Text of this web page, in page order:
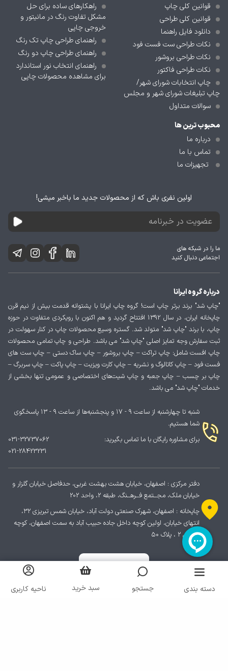
دسته بندی جستجو سبد خرید ناحیه کاربری
قوانین کلی چاپ
قوانین کلی طراحی
دانلود فایل راهنما
نکات طراحی ست فست فود
نکات طراحی بروشور
نکات طراحی فاکتور
چاپ انتخابات شورای شهر/
چاپ تبلیغات شورای شهر و مجلس
سوالات متداول
راهکارهای ساده برای حل
مشکل تفاوت رنگ در مانیتور و
خروجی چاپی
راهنمای طراحی چاپ تک رنگ
راهنمای طراحی چاپ دو رنگ
راهنمای انتخاب نور استاندارد
برای مشاهده محصولات چاپی
محبوب ترین ها
درباره ما
تماس با ما
تجهیزات ما
اولین نفری باش که از محصولات جدید ما باخبر میشی!
ما را در شبکه های
اجتماعی دنبال کنید
درباره گروه ایرانا
"چاپ شد" برند برتر چاپ است! گروه چاپ ایرانا با پشتوانه قدمت بیش از نیم قرن
چاپخانه ایران، در سال 1392 افتتاح گردید و هم اکنون با رویکردی متفاوت در حوزه
چاپ، با برند "چاپ شد" متولد شد. گستره وسیع محصولات چاپ در کنار سهولت در
ثبت سفارش وجه تمایز اصلی "چاپ شد" می باشد. طراحی و چاپ تمامی محصولات
چاپ افست شامل: چاپ تراکت – چاپ بروشور – چاپ ساک دستی – چاپ ست های
فست فود – چاپ کاتالوگ و نشریه – چاپ کارت ویزیت – چاپ پاکت – چاپ سربرگ –
چاپ بر چسب – چاپ جعبه و چاپ شیت‌های اختصاصی و عمومی تنها بخشی از
خدمات "چاپ شد" می باشد.
شنبه تا چهارشنبه از ساعت ۹ - ۱۷ و پنجشنبه‌ها از ساعت ۹ - ۱۳ پاسخگوی
شما هستیم.
برای مشاوره رایگان با ما تماس بگیرید:
031-32737062
021-28423231
دفتر مرکزی : اصفهان، خیابان هشت بهشت غربی، حدفاصل خیابان گلزار و
خیابان ملک، مجــتمع فــرهــنگ، طبقه 2، واحد 202
چاپخانه : اصفهان، شهرک صنعتی دولت آباد، خیابان شمس تبریزی ۳۲،
انتهای خیابان، اولین کوچه داخل جاده حبیب آباد به سمت اصفهان، کوچه
پردیس ۲ ، پلاک ۵۰